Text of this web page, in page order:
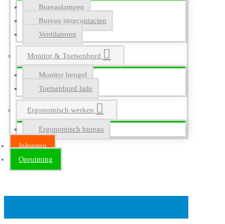
Bureaulampen
Bureau stopcontacten
Ventilatoren
Monitor & Toetsenbord
Monitor beugel
Toetsenbord lade
Ergonomisch werken
Ergonomisch bureau
Inloggen
Opruiming